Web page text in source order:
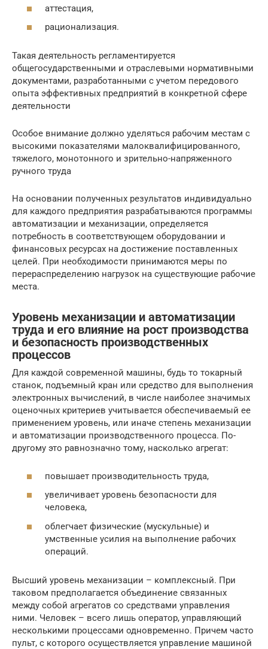
аттестация,
рационализация.
Такая деятельность регламентируется
общегосударственными и отраслевыми нормативными
документами, разработанными с учетом передового
опыта эффективных предприятий в конкретной сфере
деятельности
Особое внимание должно уделяться рабочим местам с
высокими показателями малоквалифицированного,
тяжелого, монотонного и зрительно-напряженного
ручного труда
На основании полученных результатов индивидуально
для каждого предприятия разрабатываются программы
автоматизации и механизации, определяется
потребность в соответствующем оборудовании и
финансовых ресурсах на достижение поставленных
целей. При необходимости принимаются меры по
перераспределению нагрузок на существующие рабочие
места.
Уровень механизации и автоматизации
труда и его влияние на рост производства
и безопасность производственных
процессов
Для каждой современной машины, будь то токарный
станок, подъемный кран или средство для выполнения
электронных вычислений, в числе наиболее значимых
оценочных критериев учитывается обеспечиваемый ее
применением уровень, или иначе степень механизации
и автоматизации производственного процесса. По-
другому это равнозначно тому, насколько агрегат:
повышает производительность труда,
увеличивает уровень безопасности для
человека,
облегчает физические (мускульные) и
умственные усилия на выполнение рабочих
операций.
Высший уровень механизации – комплексный. При
таковом предполагается объединение связанных
между собой агрегатов со средствами управления
ними. Человек – всего лишь оператор, управляющий
несколькими процессами одновременно. Причем часто
пульт, с которого осуществляется управление машиной